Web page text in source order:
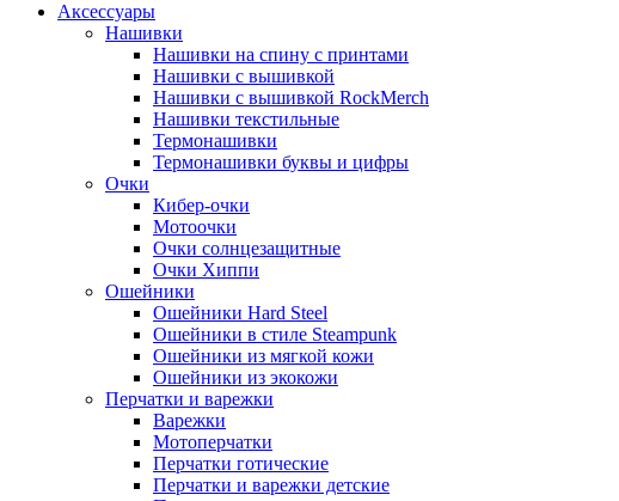
Аксессуары
Нашивки
Нашивки на спину с принтами
Нашивки с вышивкой
Нашивки с вышивкой RockMerch
Нашивки текстильные
Термонашивки
Термонашивки буквы и цифры
Очки
Кибер-очки
Мотоочки
Очки солнцезащитные
Очки Хиппи
Ошейники
Ошейники Hard Steel
Ошейники в стиле Steampunk
Ошейники из мягкой кожи
Ошейники из экокожи
Перчатки и варежки
Варежки
Мотоперчатки
Перчатки готические
Перчатки и варежки детские